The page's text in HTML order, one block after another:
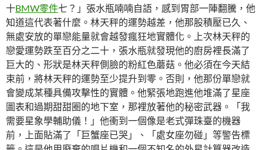
十BMW零件七？」張水瓶喃喃自語，感到胃部一陣翻騰，他
知道這代表著什麼。林天秤的運勢越差，他那股積壓已久、
無處安放的單戀能量就會越發瘋狂地實體化。上次林天秤的
戀愛運勢跌至百分之二十，張水瓶就發現他的廚房裡長滿了
巨大的、形狀是林天秤側臉的粉紅色蘑菇。他必須在今天結
束前，將林天秤的運勢至少提升到零。否則，他那份單戀就
會變成某種具備攻擊性的實體。他緊張地跑進他堆滿了星座
圖表和過期甜甜圈的地下室，那裡放著他的秘密武器。「我
需要星象學輔助儀！」他衝到一個像是老式彈珠臺的機器
前，上面貼滿了「巨蟹座已哭」、「處女座勿碰」等警告標